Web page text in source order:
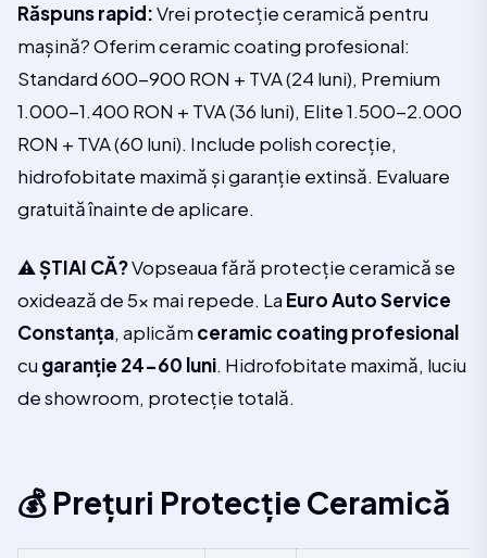
Răspuns rapid:Vrei protecție ceramică pentru
mașină? Oferim ceramic coating profesional:
Standard 600-900 RON + TVA (24 luni), Premium
1.000-1.400 RON + TVA (36 luni), Elite 1.500-2.000
RON + TVA (60 luni). Include polish corecție,
hidrofobitate maximă și garanție extinsă. Evaluare
gratuită înainte de aplicare.
⚠️ ȘTIAI CĂ?Vopseaua fără protecție ceramică se
oxidează de 5x mai repede. La Euro Auto Service
Constanța, aplicăm ceramic coating profesional
cu garanție 24-60 luni. Hidrofobitate maximă, luciu
de showroom, protecție totală.
💰 Prețuri Protecție Ceramică